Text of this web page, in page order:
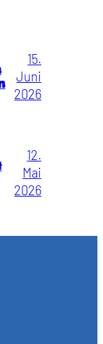
15.
Juni
2026
12.
Mai
2026